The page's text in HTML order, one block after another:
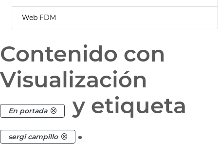
Web FDM
Contenido con
Visualización
En portada y etiqueta
sergi campillo .